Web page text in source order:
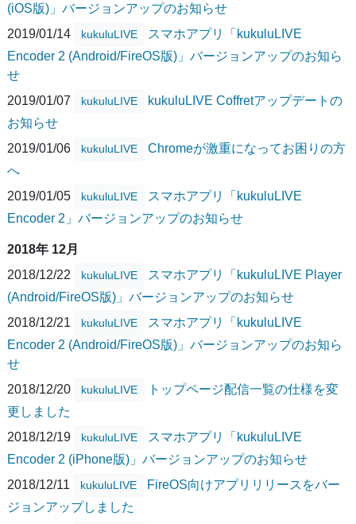
(iOS版)」バージョンアップのお知らせ
2019/01/14
kukuluLIVE
スマホアプリ「kukuluLIVE
Encoder 2 (Android/FireOS版)」バージョンアップのお知ら
せ
2019/01/07
kukuluLIVE
kukuluLIVE Coffretアップデートの
お知らせ
2019/01/06
kukuluLIVE
Chromeが激重になってお困りの方
へ
2019/01/05
kukuluLIVE
スマホアプリ「kukuluLIVE
Encoder 2」バージョンアップのお知らせ
2018年 12月
2018/12/22
kukuluLIVE
スマホアプリ「kukuluLIVE Player
(Android/FireOS版)」バージョンアップのお知らせ
2018/12/21
kukuluLIVE
スマホアプリ「kukuluLIVE
Encoder 2 (Android/FireOS版)」バージョンアップのお知ら
せ
2018/12/20
kukuluLIVE
トップページ配信一覧の仕様を変
更しました
2018/12/19
kukuluLIVE
スマホアプリ「kukuluLIVE
Encoder 2 (iPhone版)」バージョンアップのお知らせ
2018/12/11
kukuluLIVE
FireOS向けアプリリリースをバー
ジョンアップしました